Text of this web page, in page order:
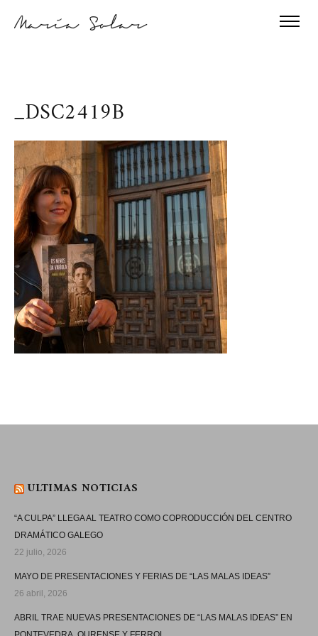
_DSC2419B
ULTIMAS NOTICIAS
“A CULPA” LLEGA AL TEATRO COMO COPRODUCCIÓN DEL CENTRO
DRAMÁTICO GALEGO
22 julio, 2026
MAYO DE PRESENTACIONES Y FERIAS DE “LAS MALAS IDEAS”
26 abril, 2026
ABRIL TRAE NUEVAS PRESENTACIONES DE “LAS MALAS IDEAS” EN